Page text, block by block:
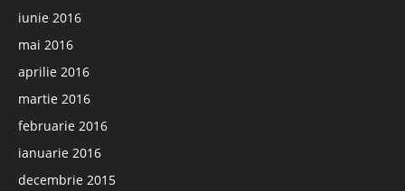
iunie 2016
mai 2016
aprilie 2016
martie 2016
februarie 2016
ianuarie 2016
decembrie 2015